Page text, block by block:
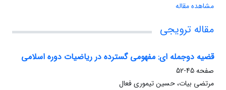
مشاهده مقاله
مقاله ترویجی
قضیه دوجمله ای: مفهومی گسترده در ریاضیات دوره اسلامی
صفحه45-52
مرتضی بیات، حسین تیموری فعال